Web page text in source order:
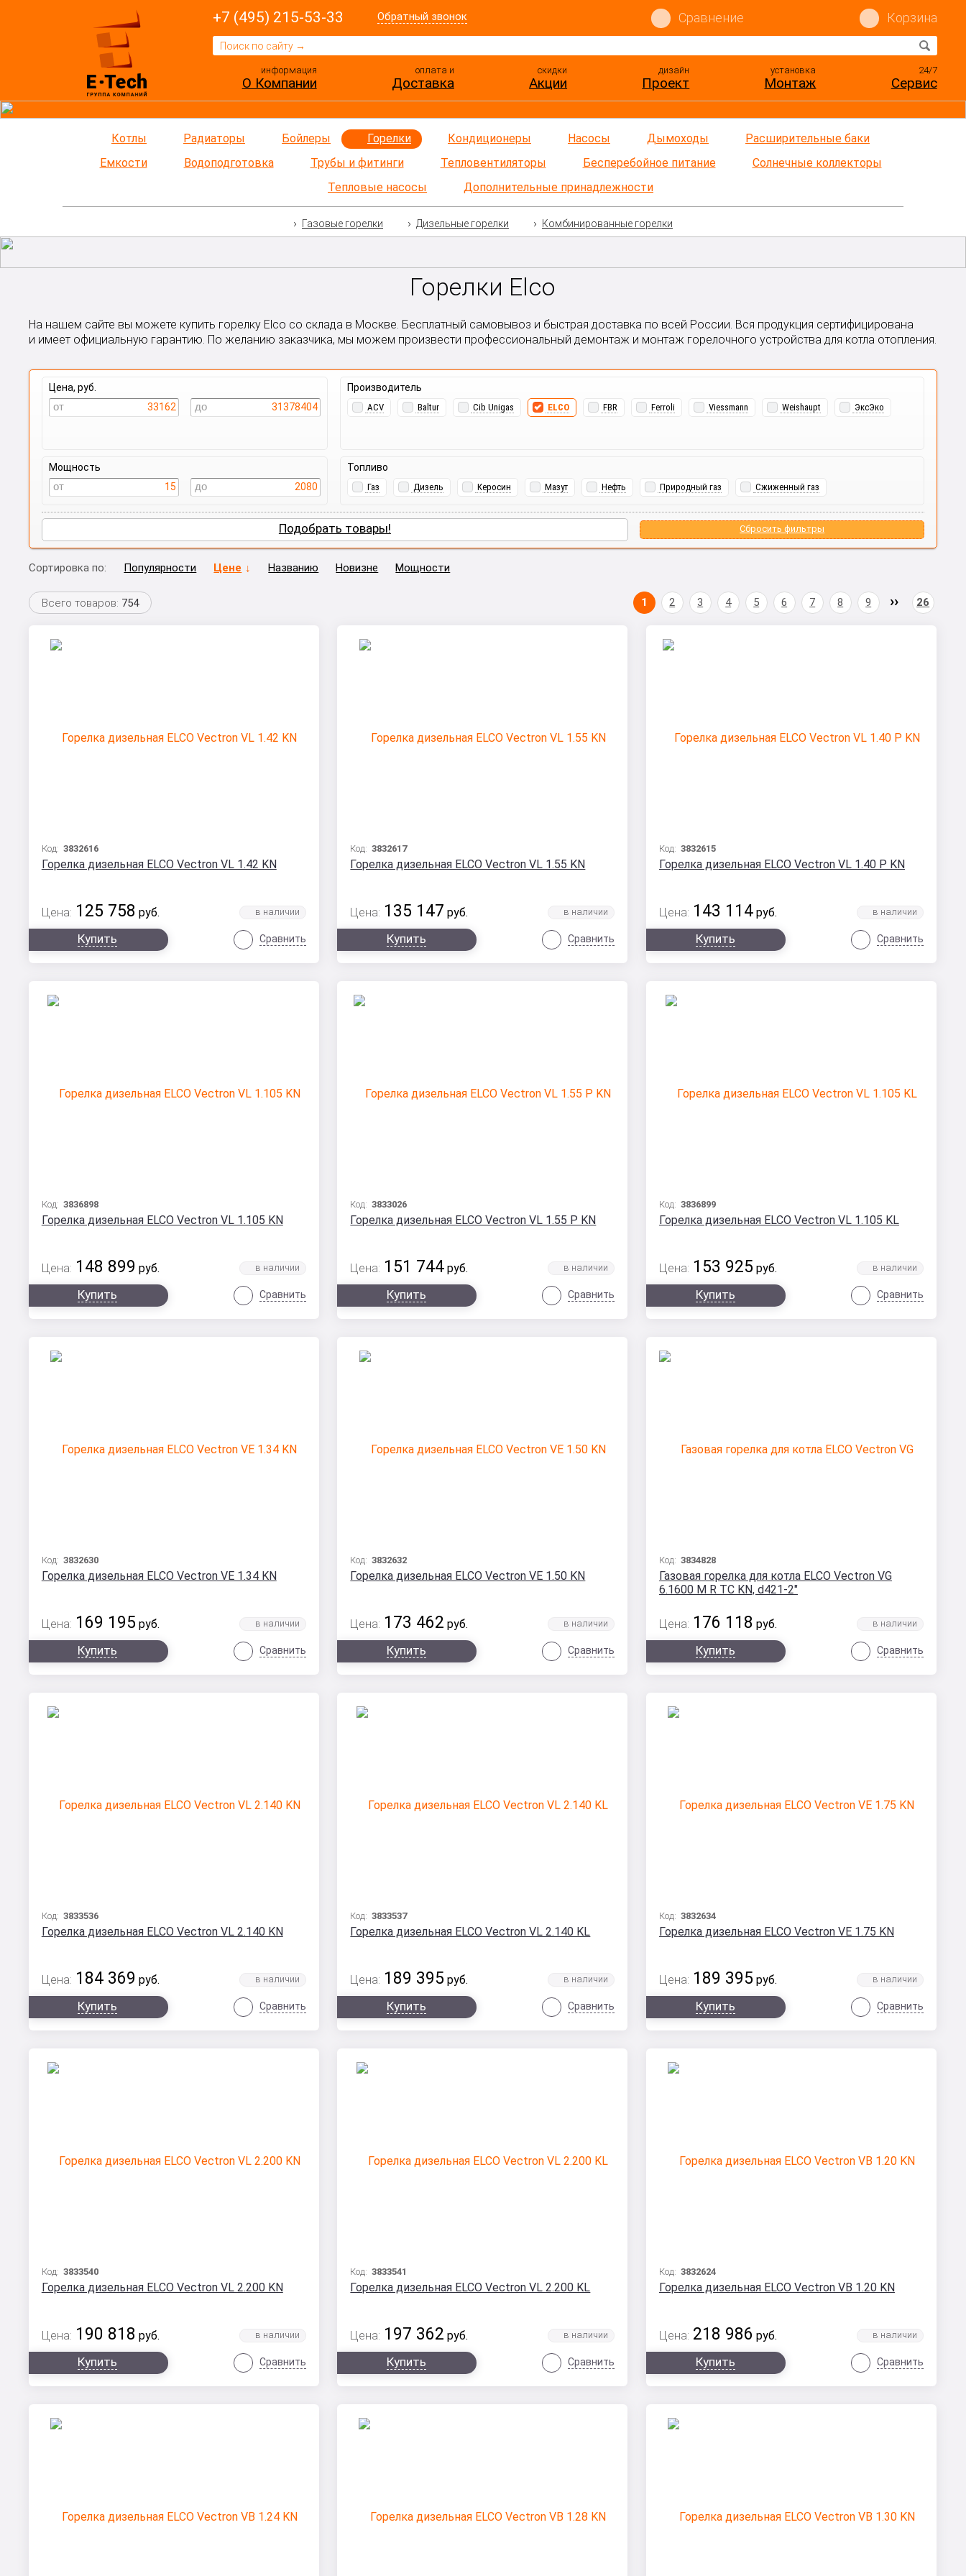
+7 (495) 215-53-33 Обратный звонок Сравнение Корзина
информация
О Компании
оплата и
Доставка
скидки
Акции
дизайн
Проект
установка
Монтаж
24/7
Сервис
Котлы Радиаторы Бойлеры Горелки Кондиционеры Насосы Дымоходы
Расширительные баки
Емкости
Водоподготовка Трубы и фитинги Тепловентиляторы Бесперебойное питание
Солнечные коллекторы
Тепловые насосы
Дополнительные принадлежности
Газовые горелки Дизельные горелки Комбинированные горелки
Горелки Elco
На нашем сайте вы можете купить горелку Elco со склада в Москве. Бесплатный самовывоз и быстрая доставка по всей России. Вся продукция сертифицирована
и имеет официальную гарантию. По желанию заказчика, мы можем произвести профессиональный демонтаж и монтаж горелочного устройства для котла отопления.
Цена, руб.
33162
31378404
Производитель
ACV Baltur Cib Unigas ELCO FBR Ferroli Viessmann Weishaupt ЭксЭко
Мощность
15
2080
Топливо
Газ Дизель Керосин Мазут Нефть Природный газ Сжиженный газ
Подобрать товары! Сбросить фильтры
Сортировка по: Популярности Цене Названию Новизне Мощности
Всего товаров: 754 1 2 3 4 5 6 7 8 9 26
Код: 3832616
Горелка дизельная ELCO Vectron VL 1.42 KN
Цена: 125 758 руб.
Купить Сравнить
Код:3832617
Горелка дизельная ELCO Vectron VL 1.55 KN
Цена: 135 147 руб.
Купить Сравнить
Код: 3832615
Горелка дизельная ELCO Vectron VL 1.40 P KN
Цена: 143 114 руб.
Купить Сравнить
Код: 3836898
Горелка дизельная ELCO Vectron VL 1.105 KN
Цена: 148 899 руб.
Купить Сравнить
Код:3833026
Горелка дизельная ELCO Vectron VL 1.55 P KN
Цена: 151 744 руб.
Купить Сравнить
Код: 3836899
Горелка дизельная ELCO Vectron VL 1.105 KL
Цена: 153 925 руб.
Купить Сравнить
Код: 3832630
Горелка дизельная ELCO Vectron VE 1.34 KN
Цена: 169 195 руб.
Купить Сравнить
Код:3832632
Горелка дизельная ELCO Vectron VE 1.50 KN
Цена: 173 462 руб.
Купить Сравнить
Код: 3834828
Газовая горелка для котла ELCO Vectron VG
6.1600 M R TC KN, d421-2"
Цена: 176 118 руб.
Купить Сравнить
Код: 3833536
Горелка дизельная ELCO Vectron VL 2.140 KN
Цена: 184 369 руб.
Купить Сравнить
Код:3833537
Горелка дизельная ELCO Vectron VL 2.140 KL
Цена: 189 395 руб.
Купить Сравнить
Код: 3832634
Горелка дизельная ELCO Vectron VE 1.75 KN
Цена: 189 395 руб.
Купить Сравнить
Код: 3833540
Горелка дизельная ELCO Vectron VL 2.200 KN
Цена: 190 818 руб.
Купить Сравнить
Код:3833541
Горелка дизельная ELCO Vectron VL 2.200 KL
Цена: 197 362 руб.
Купить Сравнить
Код: 3832624
Горелка дизельная ELCO Vectron VB 1.20 KN
Цена: 218 986 руб.
Купить Сравнить